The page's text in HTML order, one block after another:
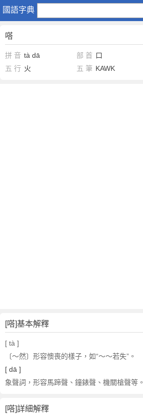
國語字典
嗒
嗒
拼 音 tà dā 部 首 口
五 行 火 五 筆 KAWK
[嗒]基本解釋
[ tà ]
〔～然〕形容懊喪的樣子，如“～～若失”。
[ dā ]
象聲詞，形容馬蹄聲、鐘錶聲、機關槍聲等。
[嗒]詳細解釋